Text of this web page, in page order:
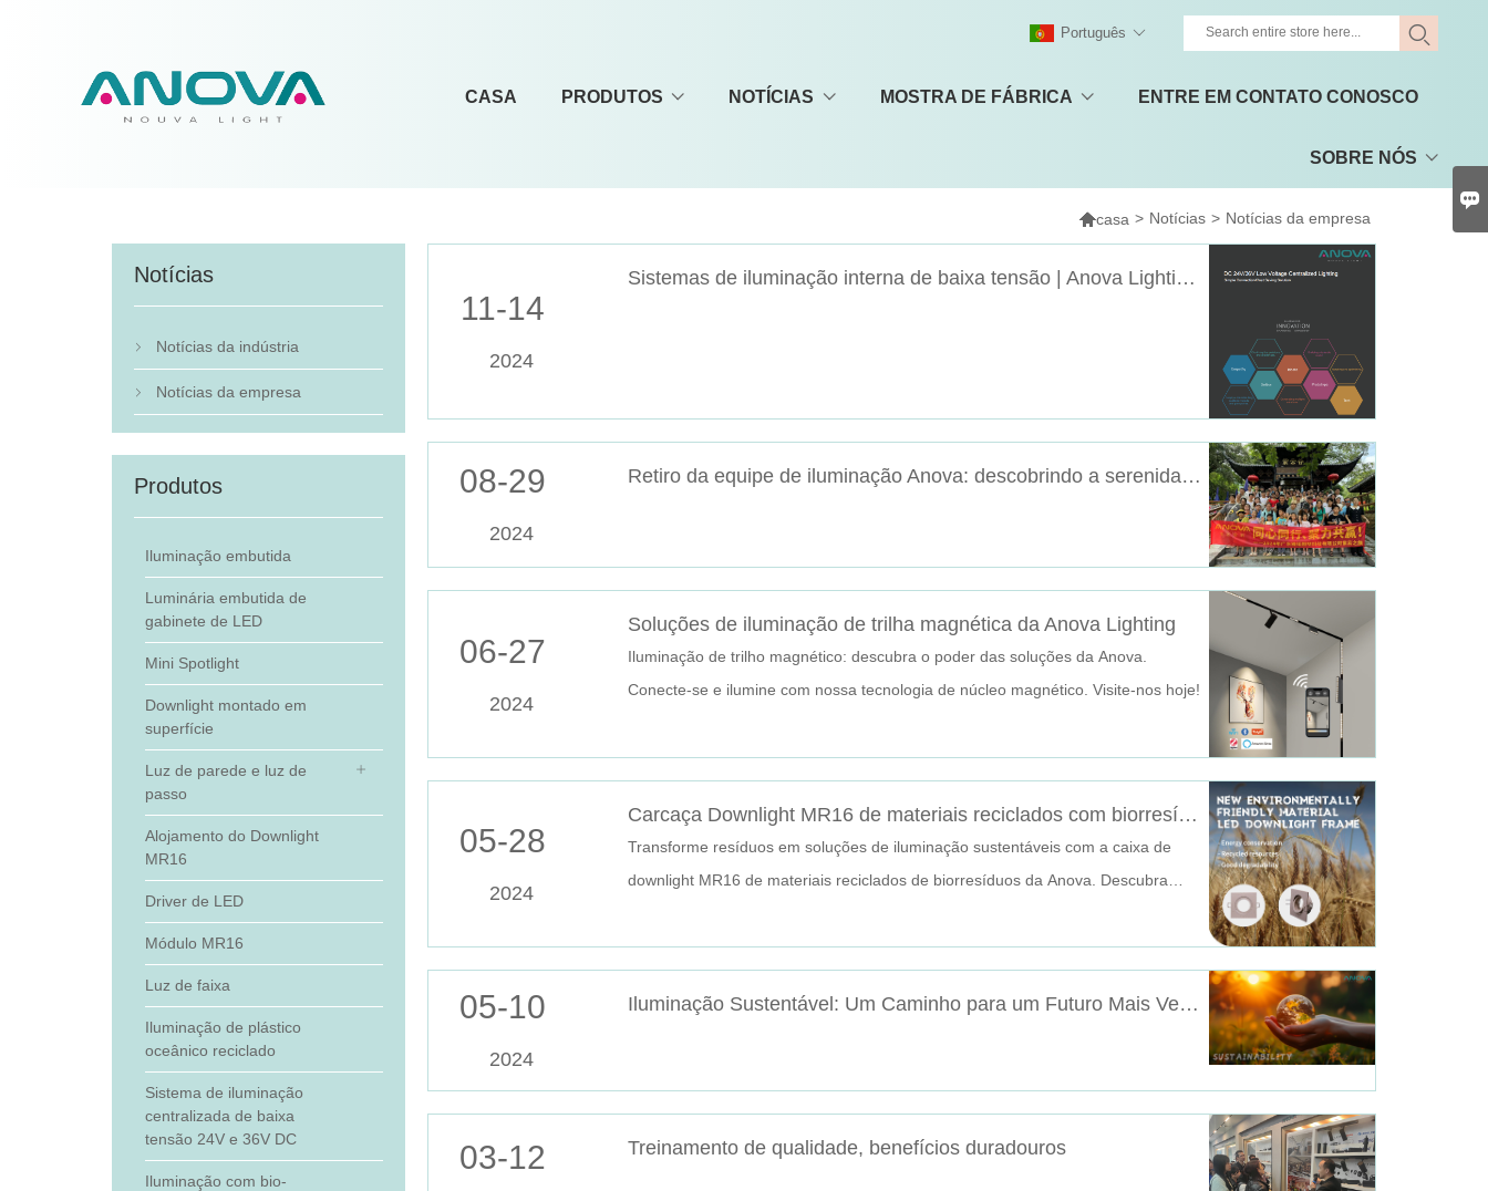
CASA PRODUTOS NOTÍCIAS MOSTRA DE FÁBRICA ENTRE EM CONTATO CONOSCO
SOBRE NÓS
Português
casa > Notícias > Notícias da empresa
Notícias
 Notícias da indústria
 Notícias da empresa
Produtos
Iluminação embutida
Luminária embutida de
gabinete de LED
Mini Spotlight
Downlight montado em
superfície
Luz de parede e luz de
passo
Alojamento do Downlight
MR16
Driver de LED
Módulo MR16
Luz de faixa
Iluminação de plástico
oceânico reciclado
Sistema de iluminação
centralizada de baixa
tensão 24V e 36V DC
Iluminação com bio-
11-14
2024
Sistemas de iluminação interna de baixa tensão | Anova Lighting Solutions
08-29
2024
Retiro da equipe de iluminação Anova: descobrindo a serenidade do vale de Ziyun
06-27
2024
Soluções de iluminação de trilha magnética da Anova Lighting
Iluminação de trilho magnético: descubra o poder das soluções da Anova.
Conecte-se e ilumine com nossa tecnologia de núcleo magnético. Visite-nos hoje!
05-28
2024
Carcaça Downlight MR16 de materiais reciclados com biorresíduos: transformando resíduos em soluções de iluminação
Transforme resíduos em soluções de iluminação sustentáveis ​​com a caixa de
downlight MR16 de materiais reciclados de biorresíduos da Anova. Descubra
05-10
2024
Iluminação Sustentável: Um Caminho para um Futuro Mais Verde
03-12 Treinamento de qualidade, benefícios duradouros
